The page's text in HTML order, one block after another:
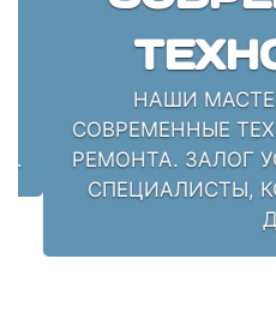
НАШИ
СОВРЕМЕННЫЕ
РЕМОНТА. ЗАЛОГ
СПЕЦИАЛИСТЫ,